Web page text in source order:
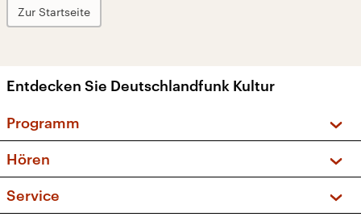
Zur Startseite
Entdecken Sie Deutschlandfunk Kultur
Programm
Sendungen und Podcasts
Musikliste
Hören
Frequenzen (UKW + DAB+)
Service